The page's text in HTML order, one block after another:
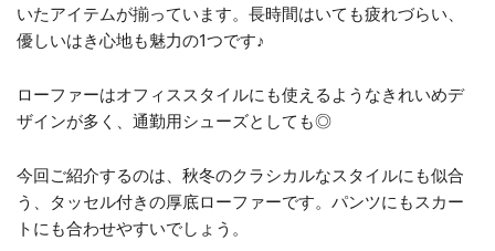
いたアイテムが揃っています。長時間はいても疲れづらい、
優しいはき心地も魅力の1つです♪
ローファーはオフィススタイルにも使えるようなきれいめデ
ザインが多く、通勤用シューズとしても◎
今回ご紹介するのは、秋冬のクラシカルなスタイルにも似合
う、タッセル付きの厚底ローファーです。パンツにもスカー
トにも合わせやすいでしょう。